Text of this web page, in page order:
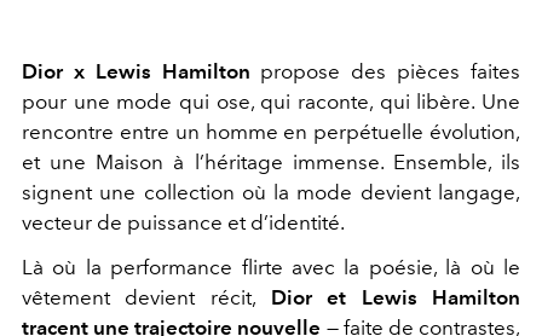
Dior x Lewis Hamilton propose des pièces faites
pour une mode qui ose, qui raconte, qui libère. Une
rencontre entre un homme en perpétuelle évolution,
et une Maison à l’héritage immense. Ensemble, ils
signent une collection où la mode devient langage,
vecteur de puissance et d’identité.
Là où la performance flirte avec la poésie, là où le
vêtement devient récit, Dior et Lewis Hamilton
tracent une trajectoire nouvelle — faite de contrastes,